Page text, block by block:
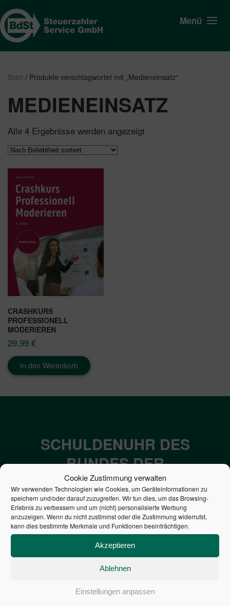
Cookie Zustimmung verwalten
Wir verwenden Technologien wie Cookies, um Geräteinformationen zu
speichern und/oder darauf zuzugreifen. Wir tun dies, um das Browsing-
Erlebnis zu verbessern und um (nicht) personalisierte Werbung
anzuzeigen. Wenn du nicht zustimmst oder die Zustimmung widerrufst,
kann dies bestimmte Merkmale und Funktionen beeinträchtigen.
Akzeptieren
Ablehnen
Einstellungen anpassen
Menü
Start / Produkte verschlagwortet mit „Medieneinsatz“
MEDIENEINSATZ
Alle 4 Ergebnisse werden angezeigt
CRASHKURS
PROFESSIONELL
MODERIEREN
29,99 €
In den Warenkorb
SCHULDENUHR DES
BUNDES DER
STEUERZAHLER
7,052€
NEUVERSCHULDUNG
PRO SEKUNDE
1,601€